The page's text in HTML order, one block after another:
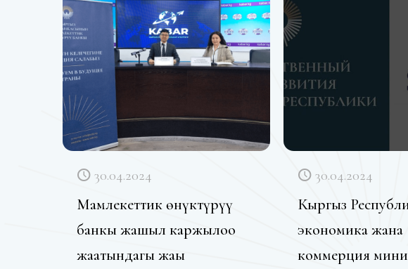
30.04.2024
Мамлекеттик өнүктүрүү
банкы жашыл каржылоо
жаатындагы жаңы
30.04.2024
Кыргыз
экономика жана
коммерция